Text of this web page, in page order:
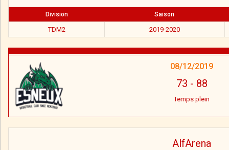
Division Saison
TDM2 2019-2020
08/12/2019
73 - 88
Temps plein
AlfArena